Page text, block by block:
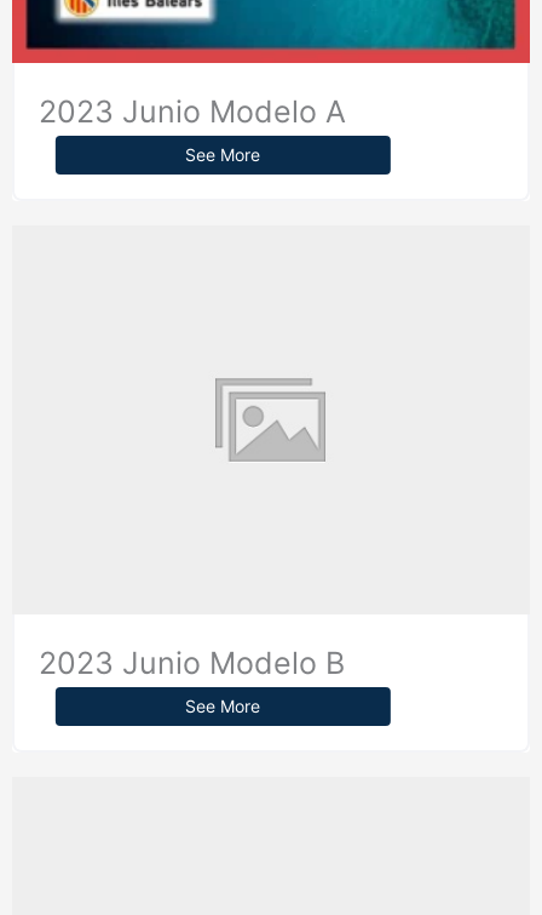
2023 Junio Modelo A
See More
2023 Junio Modelo B
See More